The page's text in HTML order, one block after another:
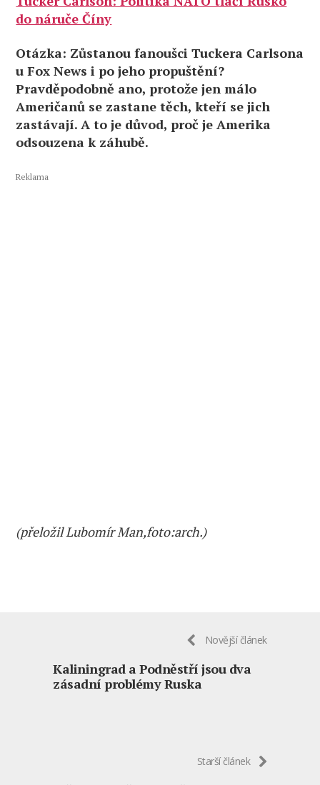
do náruče Číny
Otázka: Zůstanou fanoušci Tuckera Carlsona
u Fox News i po jeho propuštění?
Pravděpodobně ano, protože jen málo
Američanů se zastane těch, kteří se jich
zastávají. A to je důvod, proč je Amerika
odsouzena k záhubě.
Reklama
(přeložil Lubomír Man,foto:arch.)
Novější článek
Kaliningrad a Podněstří jsou dva
zásadní problémy Ruska
Starší článek